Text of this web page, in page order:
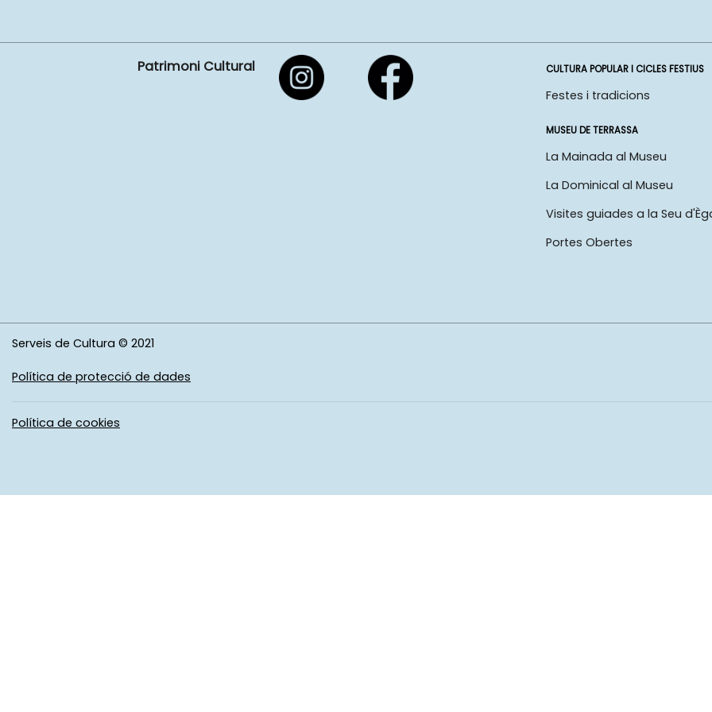
Patrimoni Cultural CULTURA POPULAR I CICLES FESTIUS
Festes i tradicions
MUSEU DE TERRASSA
La Mainada al Museu
La Dominical al Museu
Visites guiades a la Seu
Portes Obertes
Serveis de Cultura © 2021
Política de protecció de dades
Política de cookies